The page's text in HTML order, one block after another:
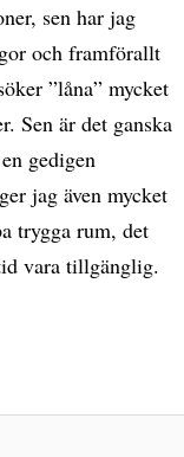
sen har jag
och framförallt
”låna” mycket
Sen är det ganska
gedigen
jag även mycket
trygga rum, det
vara tillgänglig.